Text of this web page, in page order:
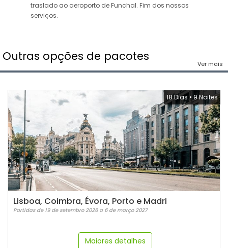
traslado ao aeroporto de Funchal. Fim dos nossos
serviços.
Outras opções de pacotes
Ver mais
18 Dias • 9 Noites
Lisboa, Coimbra, Évora, Porto e Madri
Partidas de 19 de setembro 2026 a 6 de março 2027
Maiores detalhes